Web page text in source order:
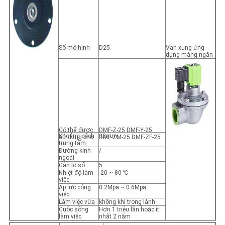
Số mô hình D25
Van xung ứng
dụng màng ngăn
Có thể được
sử dụng cho
DMF-Z-25 DMF-Y-25
DMF-ZM-25 DMF-ZF-25
Khoảng cách
trung tâm
83mm
Đường kính
ngoài
/
Gắn lỗ số
5
Nhiệt độ làm
việc
-20 ~ 80 ℃
Áp lực công
việc
0.2Mpa ~ 0.6Mpa
Làm việc vừa
không khí trong lành
Cuộc sống
làm việc
Hơn 1 triệu lần hoặc ít
nhất 2 năm